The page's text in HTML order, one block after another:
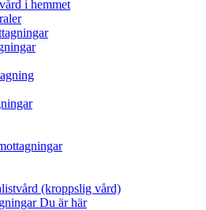
i hemmet
(kroppslig vård)
Du är här